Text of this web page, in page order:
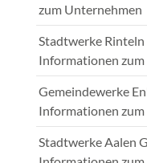
zum Unternehmen
Stadtwerke Rinteln
Informationen
Gemeindewerke
Informationen
Stadtwerke Aalen